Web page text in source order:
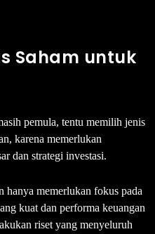
Saham untuk
pemula, tentu memilih jenis
karena memerlukan
dan strategi investasi.
hanya memerlukan fokus pada
kuat dan performa keuangan
riset yang menyeluruh